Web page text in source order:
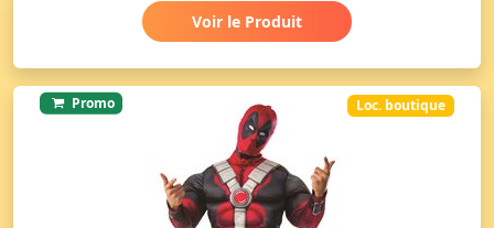
Voir le Produit
Promo Loc. boutique